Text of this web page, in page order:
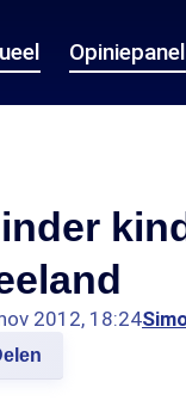
Opiniepanel
2012, 18:24